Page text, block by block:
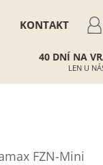
KONTAKT
40 DNÍ NA
LEN U
FZN-Mini